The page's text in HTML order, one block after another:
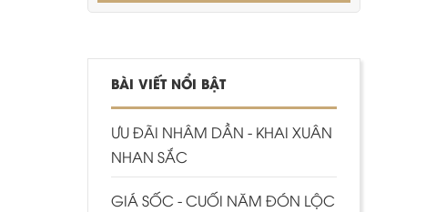
BÀI VIẾT NỔI BẬT
ƯU ĐÃI NHÂM DẦN - KHAI XUÂN
NHAN SẮC
GIÁ SỐC - CUỐI NĂM ĐÓN LỘC